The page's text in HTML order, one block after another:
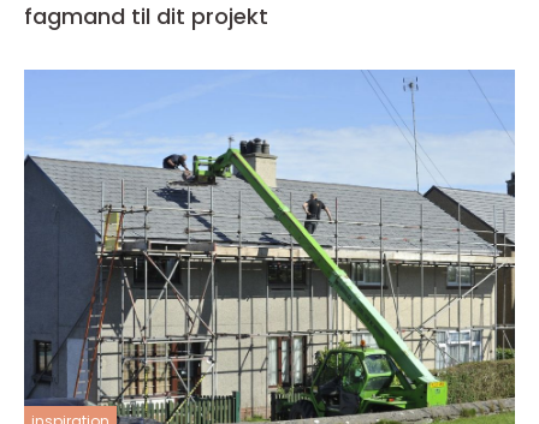
fagmand til dit projekt